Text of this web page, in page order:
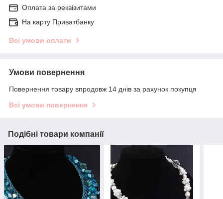
Оплата за реквізитами
На карту Приватбанку
Всі умови оплати
Умови повернення
Повернення товару впродовж 14 днів за рахунок покупця
Всі умови повернення
Подібні товари компанії